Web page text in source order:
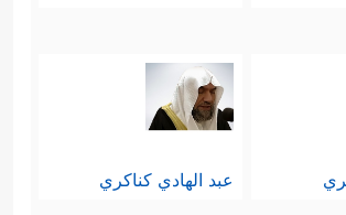
عبد الهادي كناكري